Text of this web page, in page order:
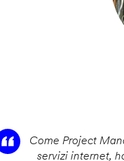
Come Project
servizi internet,